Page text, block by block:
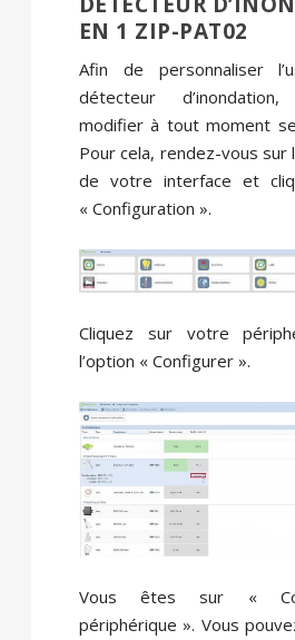
EN 1 ZIP-PAT02
Afin de personnaliser
détecteur
modifier à tout moment
Pour cela, rendez-vous sur
de votre interface et
« Configuration ».
Cliquez sur votre
l’option « Configurer ».
Vous êtes sur «
périphérique ». Vous